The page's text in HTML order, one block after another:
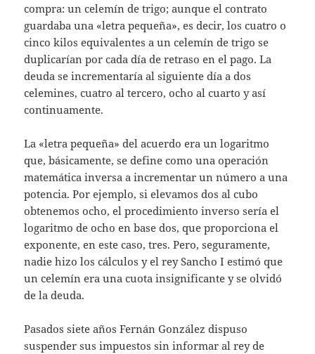
compra: un celemín de trigo; aunque el contrato
guardaba una «letra pequeña», es decir, los cuatro o
cinco kilos equivalentes a un celemín de trigo se
duplicarían por cada día de retraso en el pago. La
deuda se incrementaría al siguiente día a dos
celemines, cuatro al tercero, ocho al cuarto y así
continuamente.
La «letra pequeña» del acuerdo era un logaritmo
que, básicamente, se define como una operación
matemática inversa a incrementar un número a una
potencia. Por ejemplo, si elevamos dos al cubo
obtenemos ocho, el procedimiento inverso sería el
logaritmo de ocho en base dos, que proporciona el
exponente, en este caso, tres. Pero, seguramente,
nadie hizo los cálculos y el rey Sancho I estimó que
un celemín era una cuota insignificante y se olvidó
de la deuda.
Pasados siete años Fernán González dispuso
suspender sus impuestos sin informar al rey de